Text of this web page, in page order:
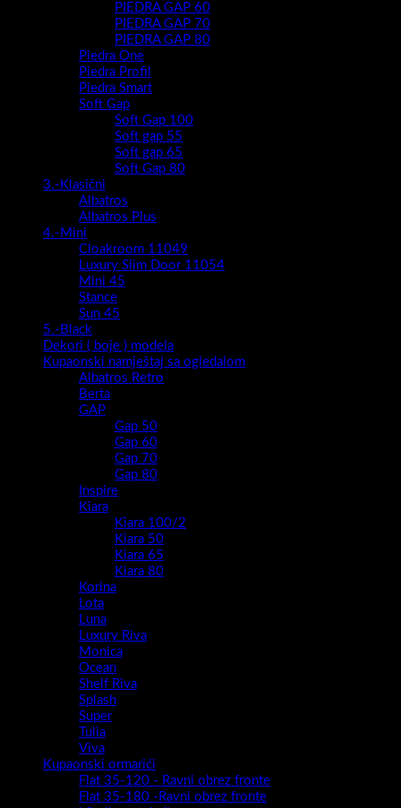
PIEDRA GAP 60
PIEDRA GAP 70
PIEDRA GAP 80
Piedra One
Piedra Profil
Piedra Smart
Soft Gap
Soft Gap 100
Soft gap 55
Soft gap 65
Soft Gap 80
3.-Klasični
Albatros
Albatros Plus
4.-Mini
Cloakroom 11049
Luxury Slim Door 11054
Mini 45
Stance
Sun 45
5.-Black
Dekori ( boje ) modela
Kupaonski namještaj sa ogledalom
Albatros Retro
Berta
GAP
Gap 50
Gap 60
Gap 70
Gap 80
Inspire
Kiara
Kiara 100/2
Kiara 50
Kiara 65
Kiara 80
Korina
Lota
Luna
Luxury Riva
Monica
Ocean
Shelf Riva
Splash
Super
Tulia
Viva
Kupaonski ormarići
Flat 35-120 - Ravni obrez fronte
Flat 35-180 -Ravni obrez fronte